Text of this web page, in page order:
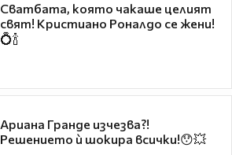
Сватбата, която чакаше целият
свят! Кристиано Роналдо се жени!
💍🍾
Ариана Гранде изчезва?!
Решението ѝ шокира всички!😯💥